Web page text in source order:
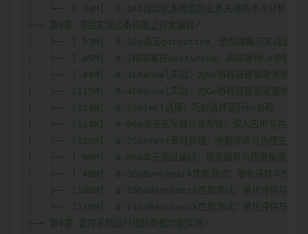
│   └── [ 33M]  7-2AI自动化系统监控业务关键技术点分析
├── 第8章 项目实现必备技能之并发编程/
│   ├── [ 53M]  8-1Go语言goroutine：透彻理解与实战运用
│   ├── [ 89M]  8-2精准掌控WaitGroup：高效等待Go协程完成
│   ├── [ 44M]  8-3Channel实战：为Go协程搭建高效通信桥梁
│   ├── [115M]  8-4Channel实战：为Go协程搭建高效通信桥梁
│   ├── [124M]  8-5Select选择：巧妙选择运行Go协程
│   ├── [134M]  8-6Go语言互斥锁与读写锁：深入应用与并发安
│   ├── [185M]  8-7Context高效管理：参数传递与协程生命周
│   ├── [ 90M]  8-8Go单元测试编码：规范编写与质量保障实践
│   ├── [ 48M]  8-9GoBenchmark性能测试：量化评估与性能优
│   ├── [106M]  8-10GoBenchmark性能测试：量化评估与性能
│   └── [218M]  8-11GoBenchmark性能测试：量化评估与性能
├── 第9章 监控系统运行指标数据功能实现/